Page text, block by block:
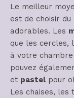
Le meilleur
est de choisir
adorables. Les
que les cercles,
à votre
pouvez
et pastel pour
Les chaises,